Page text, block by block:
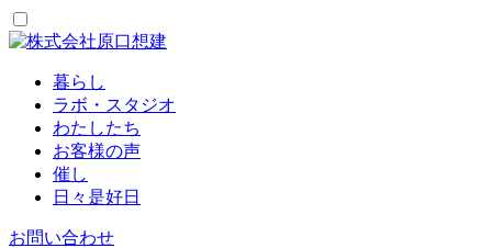
暮らし
ラボ・スタジオ
わたしたち
お客様の声
催し
日々是好日
お問い合わせ